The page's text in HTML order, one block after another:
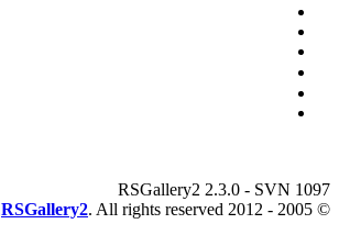
RSGallery2 2.3.0 - SVN 1097
© 2005 - 2012
RSGallery2. All rights reserved.